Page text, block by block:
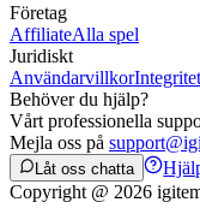
Företag
AffiliateAlla spel
Juridiskt
Användarvillkor
Behöver du hjälp?
Vårt professionella
Mejla oss på
Låt oss chatta
Copyright @ 2026